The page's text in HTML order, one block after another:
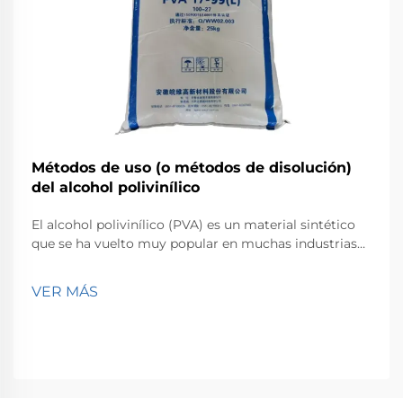
Métodos de uso (o métodos de disolución)
del alcohol polivinílico
El alcohol polivinílico (PVA) es un material sintético
que se ha vuelto muy popular en muchas industrias
puede utilizar y disolver el PVA y describe sus
propiedades, sus ventajas y su aplicación de una
VER MÁS